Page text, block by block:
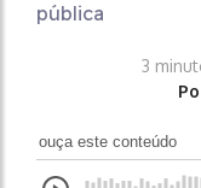
pública
3
ouça este conteúdo